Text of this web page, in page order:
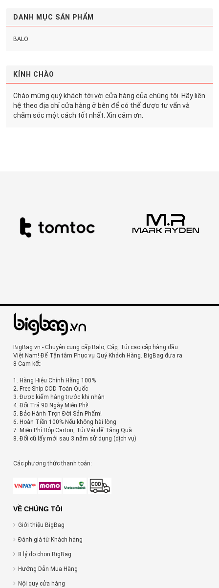
DANH MỤC SẢN PHẨM
BALO
KÍNH CHÀO
Chào mừng quý khách tới với cửa hàng của chúng tôi. Hãy liên
hệ theo địa chỉ cửa hàng ở bên để có thể được tư vấn và
chăm sóc một cách tốt nhất. Xin cảm ơn.
BigBag.vn - Chuyên cung cấp Balo, Cặp, Túi cao cấp hàng đầu
Việt Nam! Để Tận tâm Phục vụ Quý Khách Hàng. BigBag đưa ra
8 Cam kết:
1. Hàng Hiệu Chính Hãng 100%
2. Free Ship COD Toàn Quốc
3. Được kiểm hàng trước khi nhận
4. Đổi Trả 90 Ngày Miễn Phí!
5. Bảo Hành Trọn Đời Sản Phẩm!
6. Hoàn Tiền 100% Nếu không hài lòng
7. Miễn Phí Hộp Carton, Túi Vải để Tặng Quà
8. Đổi cũ lấy mới sau 3 năm sử dụng (dịch vụ)
Các phương thức thanh toán:
VỀ CHÚNG TÔI
Giới thiệu BigBag
Đánh giá từ Khách hàng
8 lý do chọn BigBag
Hướng Dẫn Mua Hàng
Nội quy cửa hàng